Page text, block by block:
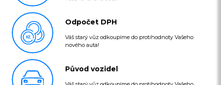
Odpočet DPH
Váš starý vůz odkoupíme do protihodnoty Vašeho
nového auta!
Původ vozidel